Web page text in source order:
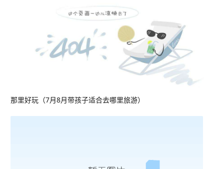
那里好玩（7月8月带孩子适合去哪里旅游）